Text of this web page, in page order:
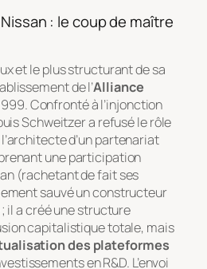
: le coup de maître
et le plus structurant de sa
de l’Alliance
Confronté à l’injonction
Schweitzer a refusé le rôle
d’un partenariat
une participation
(rachetant de fait ses
sauvé un constructeur
il a créé une structure
capitalistique totale, mais
des plateformes
en R&D. L’envoi